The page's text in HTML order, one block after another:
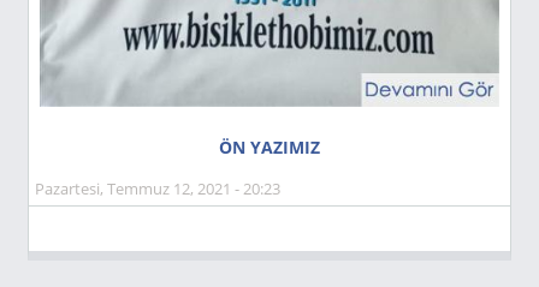
ÖN YAZIMIZ
Pazartesi, Temmuz 12, 2021 - 20:23